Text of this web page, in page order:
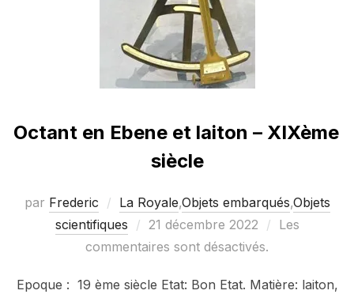
Octant en Ebene et laiton – XIXème
siècle
par Frederic La Royale,Objets embarqués,Objets
scientifiques
Publié
le
21 décembre 2022
Les
commentaires sont désactivés.
Epoque : 19 ème siècle Etat: Bon Etat. Matière: laiton,